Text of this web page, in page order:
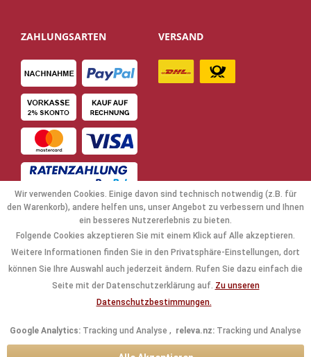
ZAHLUNGSARTEN VERSAND
NAVIGATION
INFORMATIONEN
Wir verwenden Cookies. Einige davon sind technisch notwendig (z.B. für
den Warenkorb), andere helfen uns, unser Angebot zu verbessern und Ihnen
ein besseres Nutzererlebnis zu bieten.
Folgende Cookies akzeptieren Sie mit einem Klick auf Alle akzeptieren.
Weitere Informationen finden Sie in den Privatsphäre-Einstellungen, dort
können Sie Ihre Auswahl auch jederzeit ändern. Rufen Sie dazu einfach die
Seite mit der Datenschutzerklärung auf. Zu unseren
Datenschutzbestimmungen.
Google Analytics: Tracking und Analyse , releva.nz: Tracking und Analyse